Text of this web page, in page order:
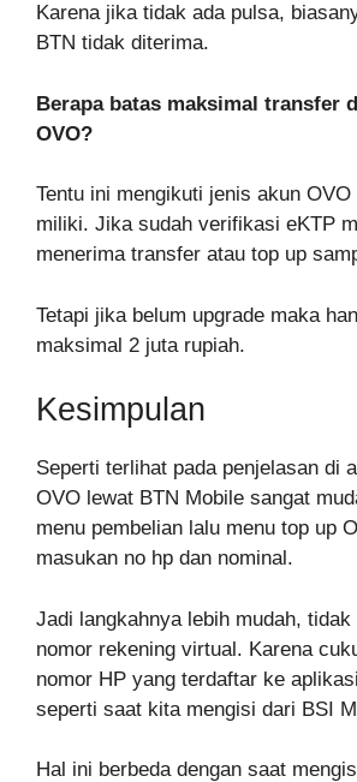
Karena jika tidak ada pulsa,
BTN tidak diterima.
Berapa batas maksimal transfer
OVO?
Tentu ini mengikuti jenis akun
miliki. Jika sudah verifikasi eKTP
menerima transfer atau top up
Tetapi jika belum upgrade maka
maksimal 2 juta rupiah.
Kesimpulan
Seperti terlihat pada penjelasan di
OVO lewat BTN Mobile sangat
menu pembelian lalu menu top up
masukan no hp dan nominal.
Jadi langkahnya lebih mudah,
nomor rekening virtual. Karena
nomor HP yang terdaftar ke
seperti saat kita mengisi dari BSI
Hal ini berbeda dengan saat